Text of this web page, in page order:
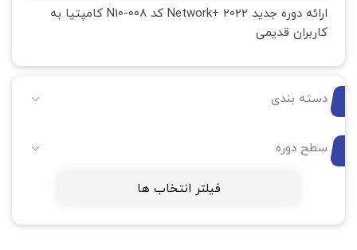
ارائه دوره جدید Network+ 2022 کد N10-008 کامپتیا به
کاربران قدیمی
دسته بندی
سطح دوره
فیلتر انتخاب ها